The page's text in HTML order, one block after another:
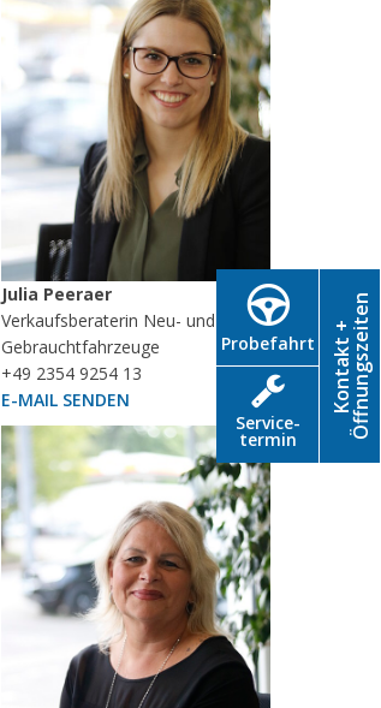
Probefahrt
Service­
termin
Kontakt +Öffnungszeiten
Julia Peeraer
Verkaufsberaterin Neu- und
Gebrauchtfahrzeuge
+49 2354 9254 13
E-MAIL SENDEN